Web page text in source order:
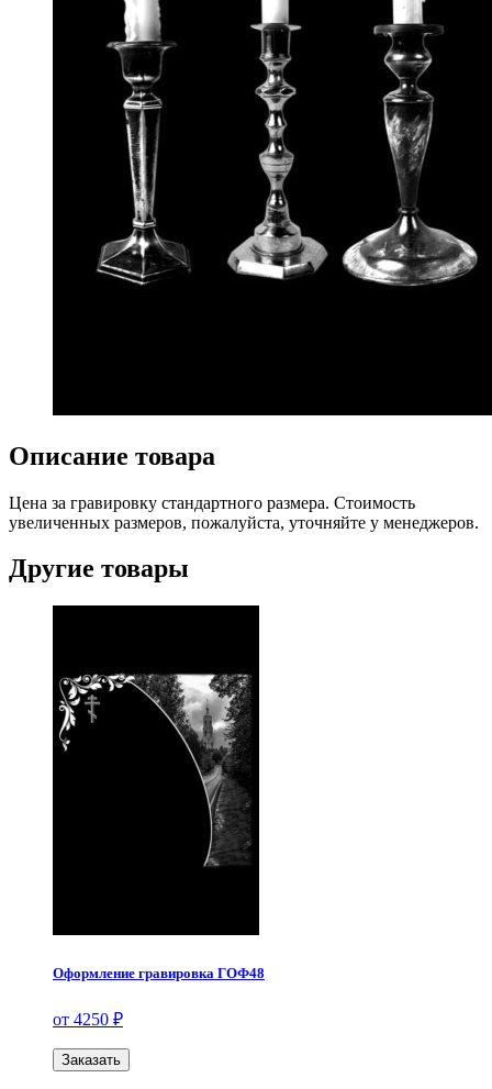
Описание товара
Цена за гравировку стандартного размера. Стоимость
увеличенных размеров, пожалуйста, уточняйте у менеджеров.
Другие товары
Оформление гравировка ГОФ48
от 4250 ₽
Заказать